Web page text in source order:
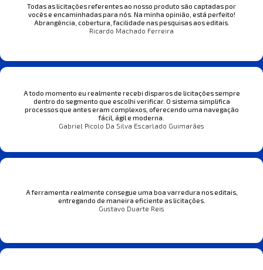
Todas as licitações referentes ao nosso produto são captadas por
vocês e encaminhadas para nós. Na minha opinião, está perfeito!
Abrangência, cobertura, facilidade nas pesquisas aos editais.
Ricardo Machado Ferreira
A todo momento eu realmente recebi disparos de licitações sempre
dentro do segmento que escolhi verificar. O sistema simplifica
processos que antes eram complexos, oferecendo uma navegação
fácil, ágil e moderna.
Gabriel Picolo Da Silva Escarlado Guimarães
A ferramenta realmente consegue uma boa varredura nos editais,
entregando de maneira eficiente as licitações.
Gustavo Duarte Reis